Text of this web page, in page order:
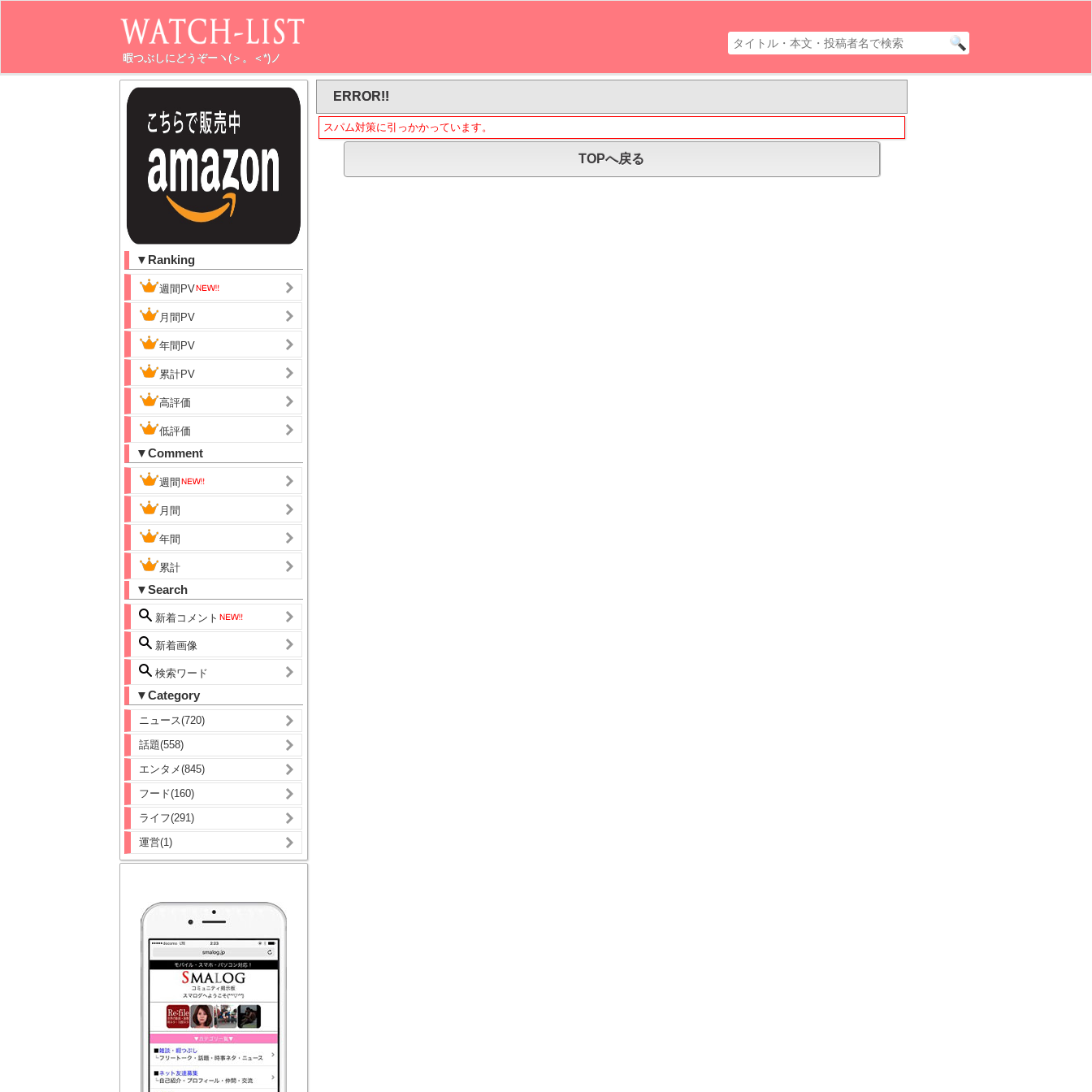
暇つぶしにどうぞーヽ(＞。＜*)ノ
▼Ranking
週間PV
月間PV
年間PV
累計PV
高評価
低評価
▼Comment
週間
月間
年間
累計
▼Search
新着コメント
新着画像
検索ワード
▼Category
ニュース(720)
話題(558)
エンタメ(845)
フード(160)
ライフ(291)
運営(1)
ERROR!!
スパム対策に引っかかっています。
TOPへ戻る